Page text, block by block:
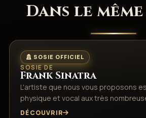
Dans le même
SOSIE OFFICIEL
SOSIE DE
Frank Sinatra
L'artiste que nous vous proposons
physique et vocal aux très
DÉCOUVRIR